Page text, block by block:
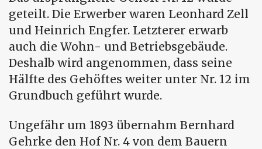
geteilt. Die Erwerber waren Leonhard Zell
und Heinrich Engfer. Letzterer erwarb
auch die Wohn- und Betriebsgebäude.
Deshalb wird angenommen, dass seine
Hälfte des Gehöftes weiter unter Nr. 12 im
Grundbuch geführt wurde.
Ungefähr um 1893 übernahm Bernhard
Gehrke den Hof Nr. 4 von dem Bauern